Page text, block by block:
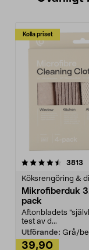
Kolla priset
3813
Köksrengöring &
Mikrofiberduk
pack
Aftonbladets
test av d...
Utförande: Grå/
39,90
4.0av 5